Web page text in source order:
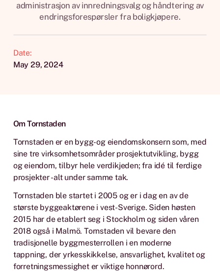
administrasjon av innredningsvalg og håndtering av
endringsforespørsler fra boligkjøpere.
Date:
May 29, 2024
Om Tornstaden
Tornstaden er en bygg- og eiendomskonsern som, med
sine tre virksomhetsområder prosjektutvikling, bygg
og eiendom, tilbyr hele verdikjeden; fra idé til ferdige
prosjekter - alt under samme tak.
Tornstaden ble startet i 2005 og er i dag en av de
største byggeaktørene i vest-Sverige. Siden høsten
2015 har de etablert seg i Stockholm og siden våren
2018 også i Malmö. Tornstaden vil bevare den
tradisjonelle byggmesterrollen i en moderne
tappning, der yrkesskikkelse, ansvarlighet, kvalitet og
forretningsmessighet er viktige honnørord.